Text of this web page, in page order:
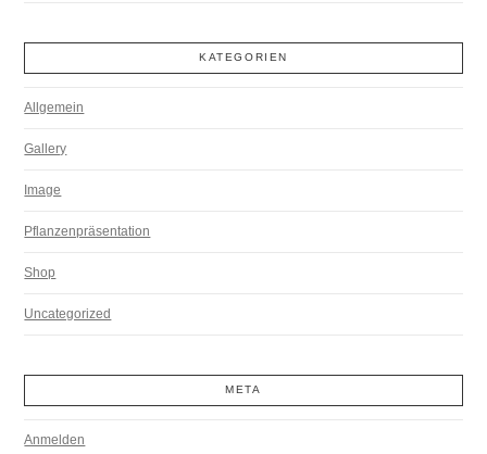
KATEGORIEN
Allgemein
Gallery
Image
Pflanzenpräsentation
Shop
Uncategorized
META
Anmelden